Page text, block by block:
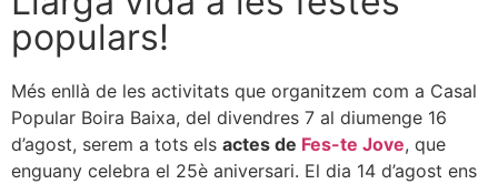
populars!
Més enllà de les activitats que organitzem com a Casal
Popular Boira Baixa, del divendres 7 al diumenge 16
d’agost, serem a tots els actes de Fes-te Jove, que
enguany celebra el 25è aniversari. El dia 14 d’agost ens